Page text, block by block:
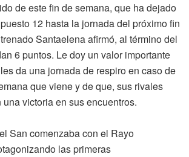
de este fin de semana, que ha dejado
12 hasta la jornada del próximo fin
Santaelena afirmó, al término del
6 puntos. Le doy un valor importante
da una jornada de respiro en caso de
que viene y de que, sus rivales
victoria en sus encuentros.
San comenzaba con el Rayo
las primeras